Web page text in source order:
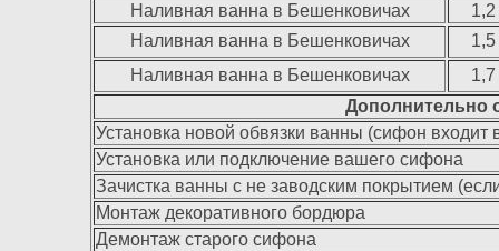
Наливная ванна в Бешенковичах
1,2
Наливная ванна в Бешенковичах
1,5
Наливная ванна в Бешенковичах
1,7
Дополнительно
Установка новой обвязки ванны (сифон входит
Установка или подключение вашего сифона
Зачистка ванны с не заводским покрытием
Монтаж декоративного бордюра
Демонтаж старого сифона